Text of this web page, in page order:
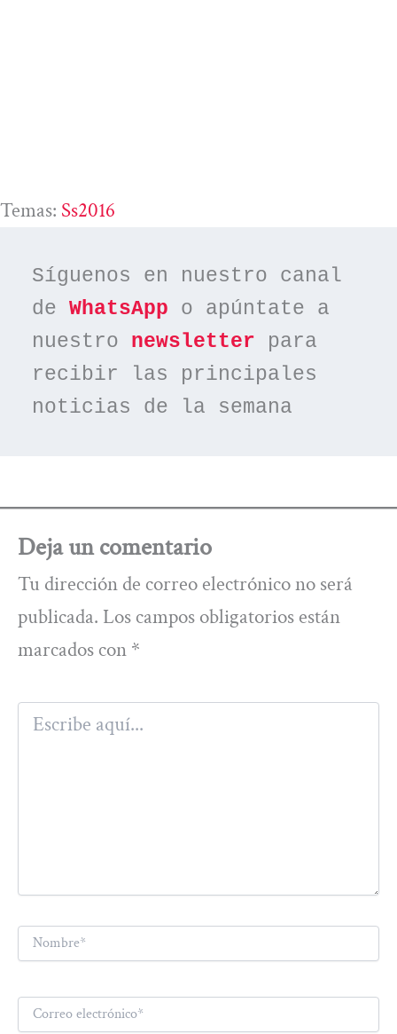
Temas: Ss2016
Síguenos en nuestro canal
de WhatsApp o apúntate a
nuestro newsletter para
recibir las principales
noticias de la semana
Deja un comentario
Tu dirección de correo electrónico no será
publicada. Los campos obligatorios están
marcados con *
Escribe
aquí...
Nombre*
Correo
electrónico*